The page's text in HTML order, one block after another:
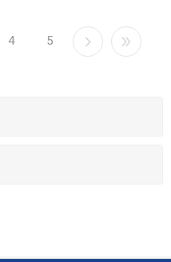
4 5